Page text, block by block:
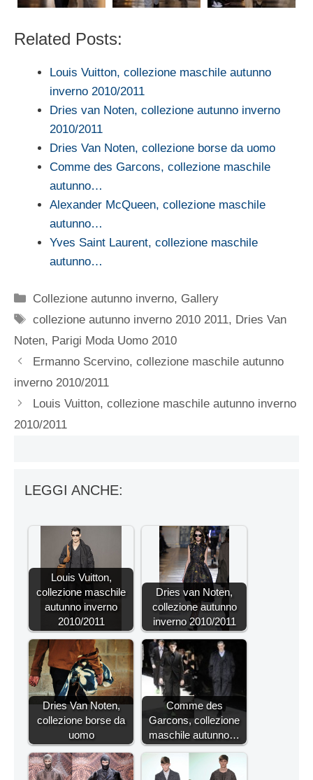
Related Posts:
Louis Vuitton, collezione maschile autunno
inverno 2010/2011
Dries van Noten, collezione autunno inverno
2010/2011
Dries Van Noten, collezione borse da uomo
Comme des Garcons, collezione maschile
autunno…
Alexander McQueen, collezione maschile
autunno…
Yves Saint Laurent, collezione maschile
autunno…
Categorie
Collezione autunno inverno, Gallery
Tag
collezione autunno inverno 2010 2011, Dries Van
Noten, Parigi Moda Uomo 2010
Ermanno Scervino, collezione maschile autunno
inverno 2010/2011
Louis Vuitton, collezione maschile autunno inverno
2010/2011
LEGGI ANCHE:
Louis Vuitton,
collezione maschile
autunno inverno
2010/2011
Dries van Noten,
collezione autunno
inverno 2010/2011
Dries Van Noten,
collezione borse da
uomo
Comme des
Garcons, collezione
maschile autunno…